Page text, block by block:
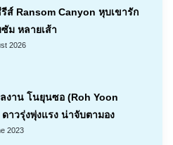
ส์ Ransom Canyon หุบเขารัก
ม หลายเส้า
2026
งาน โนยุนซอ (Roh Yoon
ดาวรุ่งพุ่งแรง น่าจับตามอง
2023